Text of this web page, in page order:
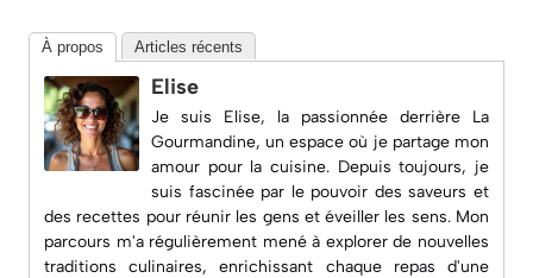
À propos Articles récents
Elise
Je suis Elise, la passionnée derrière La
Gourmandine, un espace où je partage mon
amour pour la cuisine. Depuis toujours, je
suis fascinée par le pouvoir des saveurs et
des recettes pour réunir les gens et éveiller les sens. Mon
parcours m'a régulièrement mené à explorer de nouvelles
traditions culinaires, enrichissant chaque repas d'une